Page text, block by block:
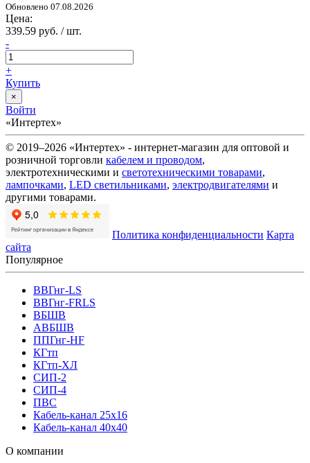
Обновлено 07.08.2026
Цена:
339.59 руб. / шт.
-
+
Купить
×
Войти
«Интертех»
© 2019–2026 «Интертех» - интернет-магазин для оптовой и
розничной торговли кабелем и проводом,
электротехническими и светотехническими товарами,
лампочками, LED светильниками, электродвигателями и
другими товарами.
Политика конфиденциальности Карта
сайта
Популярное
ВВГнг-LS
ВВГнг-FRLS
ВБШВ
АВБШВ
ППГнг-HF
КГтп
КГтп-ХЛ
СИП-2
СИП-4
ПВС
Кабель-канал 25х16
Кабель-канал 40х40
О компании